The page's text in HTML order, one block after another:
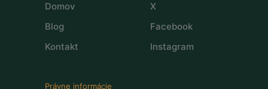
Domov
Blog
Kontakt
X
Facebook
Instagram
Právne informácie